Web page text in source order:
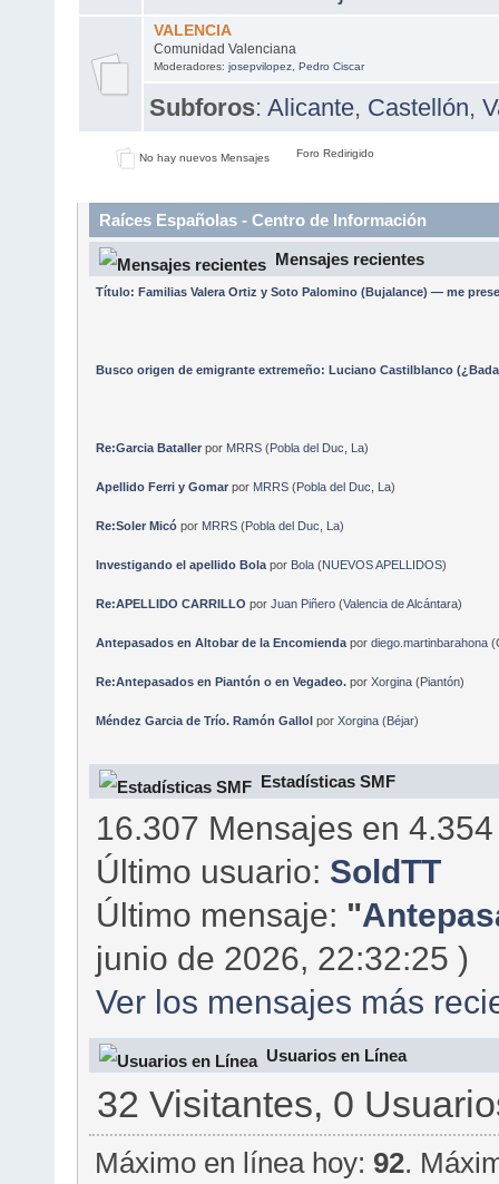
VALENCIA
Comunidad Valenciana
Moderadores: josepvilopez, Pedro Ciscar
Subforos: Alicante, Castellón,
No hay nuevos Mensajes Foro Redirigido
Raíces Españolas - Centro de Información
Mensajes recientes
Título: Familias Valera Ortiz y Soto Palomino (Bujalance) — me
Busco origen de emigrante extremeño: Luciano Castilblanco
Re:Garcia Batallerpor MRRS(Pobla del Duc, La)
Apellido Ferri y Gomarpor MRRS(Pobla del Duc, La)
Re:Soler Micópor MRRS(Pobla del Duc, La)
Investigando el apellido Bolapor Bola(NUEVOS APELLIDOS)
Re:APELLIDO CARRILLO por Juan Piñero(Valencia de Alcántara)
Antepasados en Altobar de la Encomiendapor diego.martinbarahona(
Re:Antepasados en Piantón o en Vegadeo.por Xorgina(Piantón)
Méndez Garcia de Trío. Ramón Gallolpor Xorgina(Béjar)
Estadísticas SMF
16.307 Mensajes en
Último usuario: SoldTT
Último mensaje: "
junio de 2026, 22:32:25 )
Ver los mensajes más
Usuarios en Línea
32 Visitantes, 0
Máximo en línea hoy: 92.